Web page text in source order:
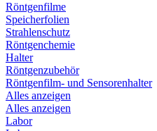
Röntgenfilme
Speicherfolien
Strahlenschutz
Röntgenchemie
Halter
Röntgenzubehör
Röntgenfilm- und Sensorenhalter
Alles anzeigen
Alles anzeigen
Labor